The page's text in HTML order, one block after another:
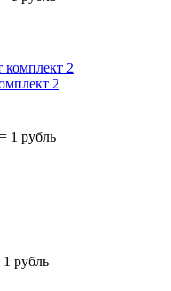
2
1 рубль
рубль